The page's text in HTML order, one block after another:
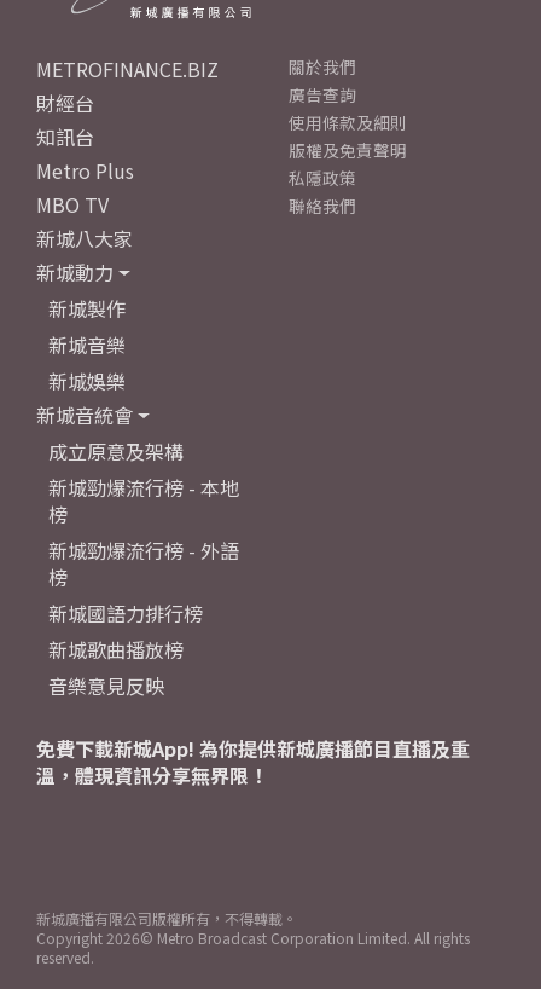
METROFINANCE.BIZ
財經台
知訊台
Metro Plus
MBO TV
新城八大家
新城動力
新城製作
新城音樂
新城娛樂
新城音統會
成立原意及架構
新城勁爆流行榜 - 本地
榜
新城勁爆流行榜 - 外語
榜
新城國語力排行榜
新城歌曲播放榜
音樂意見反映
關於我們
廣告查詢
使用條款及細則
版權及免責聲明
私隱政策
聯絡我們
免費下載新城App! 為你提供新城廣播節目直播及重
溫，體現資訊分享無界限！
新城廣播有限公司版權所有，不得轉載。
Copyright 2026© Metro Broadcast Corporation Limited. All rights
reserved.